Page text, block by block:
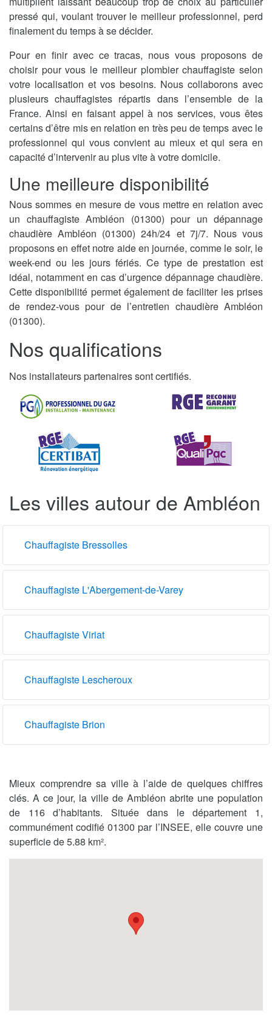
pressé qui, voulant trouver le meilleur professionnel, perd
finalement du temps à se décider.
Pour en finir avec ce tracas, nous vous proposons de
choisir pour vous le meilleur plombier chauffagiste selon
votre localisation et vos besoins. Nous collaborons avec
plusieurs chauffagistes répartis dans l’ensemble de la
France. Ainsi en faisant appel à nos services, vous êtes
certains d’être mis en relation en très peu de temps avec le
professionnel qui vous convient au mieux et qui sera en
capacité d’intervenir au plus vite à votre domicile.
Une meilleure disponibilité
Nous sommes en mesure de vous mettre en relation avec
un chauffagiste Ambléon (01300) pour un dépannage
chaudière Ambléon (01300) 24h/24 et 7j/7. Nous vous
proposons en effet notre aide en journée, comme le soir, le
week-end ou les jours fériés. Ce type de prestation est
idéal, notamment en cas d’urgence dépannage chaudière.
Cette disponibilité permet également de faciliter les prises
de rendez-vous pour de l’entretien chaudière Ambléon
(01300).
Nos qualifications
Nos installateurs partenaires sont certifiés.
Les villes autour de Ambléon
Chauffagiste Bressolles
Chauffagiste L'Abergement-de-Varey
Chauffagiste Viriat
Chauffagiste Lescheroux
Chauffagiste Brion
Mieux comprendre sa ville à l’aide de quelques chiffres
clés. A ce jour, la ville de Ambléon abrite une population
de 116 d’habitants. Située dans le département 1,
communément codifié 01300 par l’INSEE, elle couvre une
superficie de 5.88 km².